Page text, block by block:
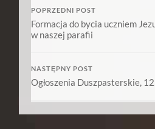
POPRZEDNI POST
Formacja do bycia uczniem
w naszej parafii
NASTĘPNY POST
Ogłoszenia Duszpasterskie,